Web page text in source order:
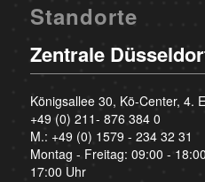
Standorte
Zentrale
Königsallee 30, Kö-Center, 4.
+49 (0) 211- 876 384 0
M.: +49 (0) 1579 - 234 32 31
Montag - Freitag: 09:00 -
17:00 Uhr